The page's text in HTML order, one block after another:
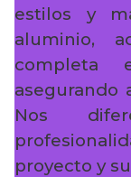
estilos y
aluminio,
completa
asegurando
Nos
proyecto y